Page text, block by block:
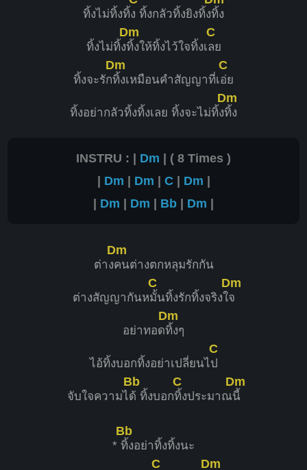
ทิ้งไม่ทิ้งทิ้ง ทิ้งกลัวทิ้งยิงทิ้งทิ้ง
ทิ้งไม่ทิ้ง
Dm
ทิ้งให้ทิ้งไว้ใจทิ้งเ
C
ลย
ทิ้งจะรัก
Dm
ทิ้งเหมือนคําสัญญาที่เ
C
อ่ย
ทิ้งอย่ากลัวทิ้งทิ้งเลย ทิ้งจะไม่ทิ้ง
Dm
ทิ้ง
INSTRU : | Dm | ( 8 Times )
| Dm | Dm | C | Dm |
| Dm | Dm | Bb | Dm |
ต่าง
Dm
คนต่างตกหลุมรักกัน
ต่างสัญญากันห
C
มั้นทิ้งรักทิ้งจริงใ
Dm
จ
อย่าทอด
Dm
ทิ้งๆ
ไอ้ทิ้งบอกทิ้งอย่าเปลี่ยนไ
C
ป
จับใจความไ
Bb
ด้ ทิ้งบอก
C
ทิ้งประมาณ
Dm
นี้
*
Bb
ทิ้งอย่าทิ้งทิ้งนะ
C Dm